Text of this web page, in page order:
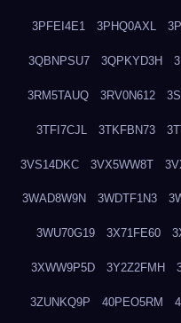
3PFEI4E1 3PHQ0AXL
3QBNPSU7 3QPKYD3H
3RM5TAUQ 3RV0N612
3TFI7CJL 3TKFBN73
3VS14DKC 3VX5WW8T
3WAD8W9N 3WDTF1N3
3WU70G19 3X71FE60
3XWW9P5D 3Y2Z2FMH
3ZUNKQ9P 40PEO5RM